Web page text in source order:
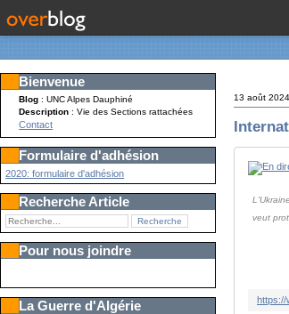
Bienvenue
Blog : UNC Alpes Dauphiné
Description: Vie des Sections rattachées
Contact
Formulaire d'adhésion
2020: formulaire d'adhésion
Recherche Article
Pour nous joindre
La Guerre d'Algérie
13 août 2024
veut